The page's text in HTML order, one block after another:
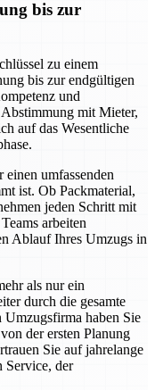
bis zur
zu einem
bis zur endgültigen
und
mit Mieter,
auf das Wesentliche
umfassenden
ist. Ob Packmaterial,
jeden Schritt mit
arbeiten
Ablauf Ihres Umzugs in
als nur ein
durch die gesamte
Umzugsfirma haben Sie
der ersten Planung
Sie auf jahrelange
Service, der